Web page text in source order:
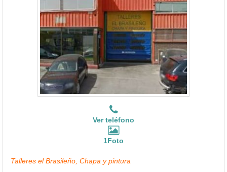
Ver teléfono
1Foto
Talleres el Brasileño, Chapa y pintura